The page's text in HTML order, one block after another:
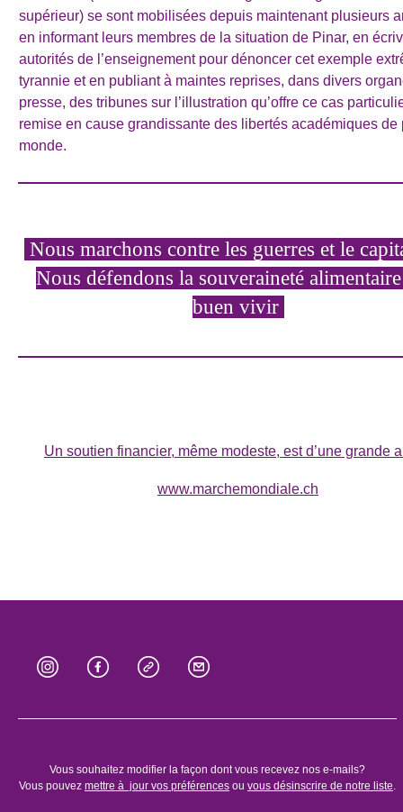
supérieur) se sont mobilisées depuis maintenant plusieurs
en informant leurs membres de la situation de Pinar, en
autorités de l’enseignement pour dénoncer cet exemple
tyrannie et en publiant à maintes reprises, dans divers
presse, des tribunes sur l’illustration qu’offre ce cas
remise en cause grandissante des libertés académiques de
monde.
Nous marchons contre les guerres et le
Nous défendons la souveraineté
buen vivir
Un soutien financier, même modeste, est d’une grande
www.marchemondiale.ch
Vous souhaitez modifier la façon dont vous recevez nos e-mails?
Vous pouvez mettre à jour vos préférences ou vous désinscrire de notre liste.